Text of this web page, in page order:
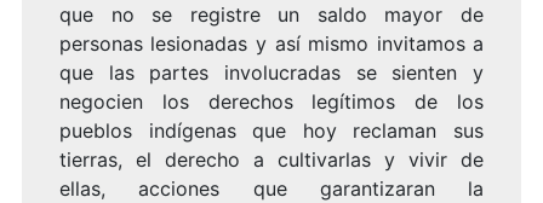
que no se registre un saldo mayor de
personas lesionadas y así mismo invitamos a
que las partes involucradas se sienten y
negocien los derechos legítimos de los
pueblos indígenas que hoy reclaman sus
tierras, el derecho a cultivarlas y vivir de
ellas, acciones que garantizaran la